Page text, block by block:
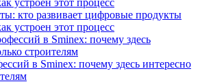
кто развивает цифровые продукты
устроен этот процесс
в Sminex: почему здесь интересно